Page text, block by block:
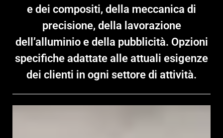
e dei compositi, della meccanica di
precisione, della lavorazione
dell’alluminio e della pubblicità. Opzioni
specifiche adattate alle attuali esigenze
dei clienti in ogni settore di attività.